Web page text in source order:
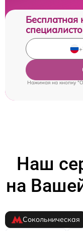
Бесплатная
Нажимая на кнопку
Наш
на
Сокольническая